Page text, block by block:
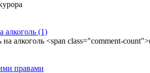
алкоголь (1)
правами